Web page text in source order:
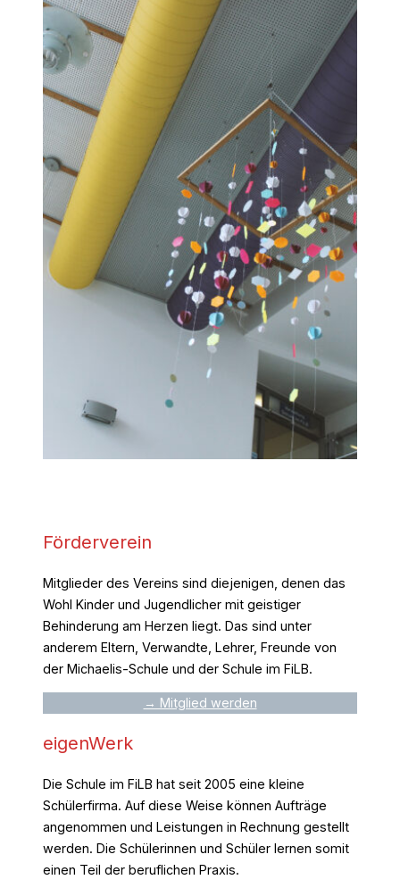
Förderverein
Mitglieder des Vereins sind diejenigen, denen das
Wohl Kinder und Jugendlicher mit geistiger
Behinderung am Herzen liegt. Das sind unter
anderem Eltern, Verwandte, Lehrer, Freunde von
der Michaelis-Schule und der Schule im FiLB.
→ Mitglied werden
eigenWerk
Die Schule im FiLB hat seit 2005 eine kleine
Schülerfirma. Auf diese Weise können Aufträge
angenommen und Leistungen in Rechnung gestellt
werden. Die Schülerinnen und Schüler lernen somit
einen Teil der beruflichen Praxis.